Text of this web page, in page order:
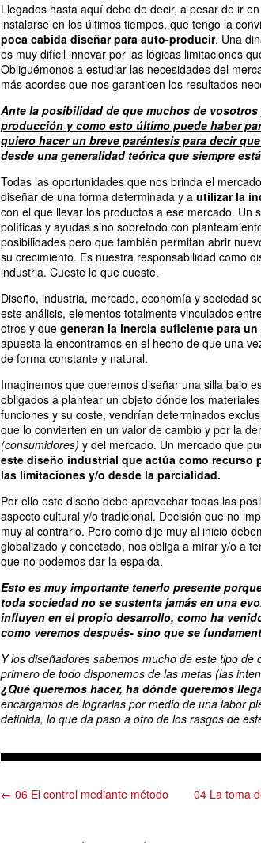
Llegados hasta aquí debo de decir, a pesar de ir
instalarse en los últimos tiempos, que tengo la
poca cabida diseñar para auto-producir. Una
es muy difícil innovar por las lógicas limitaciones
Obliguémonos a estudiar las necesidades del
más acordes que nos garanticen los resultados
Ante la posibilidad de que muchos de
producción y como esto último puede haber
quiero hacer un breve paréntesis para decir
desde una generalidad teórica que siempre
Todas las oportunidades que nos brinda el
diseñar de una forma determinada y a utilizar la
con el que llevar los productos a ese mercado. Un
políticas y ayudas sino sobretodo con
posibilidades pero que también permitan abrir
su crecimiento. Es nuestra responsabilidad como
industria. Cueste lo que cueste.
Diseño, industria, mercado, economía y sociedad
este análisis, elementos totalmente vinculados
otros y que generan la inercia suficiente para
apuesta la encontramos en el hecho de que una
de forma constante y natural.
Imaginemos que queremos diseñar una silla bajo
obligados a plantear un objeto dónde los
funciones y su coste, vendrían determinados
que lo convierten en un valor de cambio y por la
(consumidores) y del mercado. Un mercado que
este diseño industrial que actúa como recurso
las limitaciones y/o desde la parcialidad.
Por ello este diseño debe aprovechar todas las
aspecto cultural y/o tradicional. Decisión que no
muy al contrario. Pero como dije muy al inicio
globalizado y conectado, nos obliga a mirar y/o a
que no podemos dar la espalda.
Esto es muy importante tenerlo presente
toda sociedad no se sustenta jamás en una
influyen en el propio desarrollo, como ha
como veremos después- sino que se
Y los diseñadores sabemos mucho de este tipo de
primero de todo disponemos de las metas (las
¿Qué queremos hacer, ha dónde queremos
encargamos de lograrlas por medio de una labor
definida, lo que da paso a otro de los rasgos de
← 06 El control mediante método 04 La toma